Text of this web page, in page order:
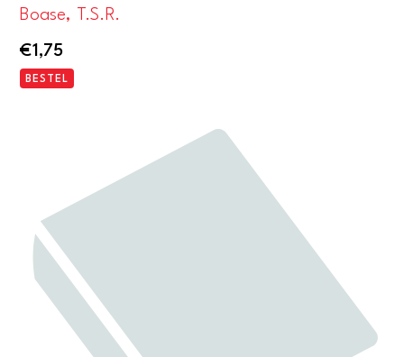
Boase, T.S.R.
€1,75
BESTEL